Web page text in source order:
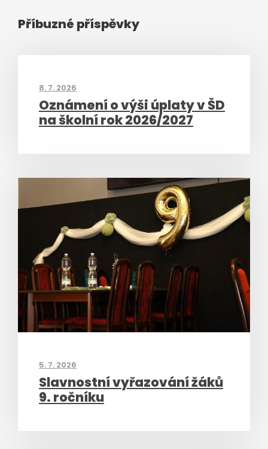
Příbuzné příspěvky
8. 7. 2026
Oznámení o výši úplaty v ŠD
na školní rok 2026/2027
5. 7. 2026
Slavnostní vyřazování žáků
9. ročníku